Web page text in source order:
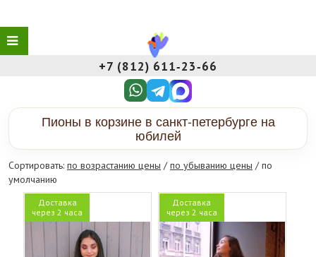
+7 (812) 611‑23‑66
Пионы в корзине в санкт-петербурге на
юбилей
Сортировать: по возрастанию цены /по убыванию цены / по
умолчанию
Доставка
через 2 часа
Доставка
через 2 часа